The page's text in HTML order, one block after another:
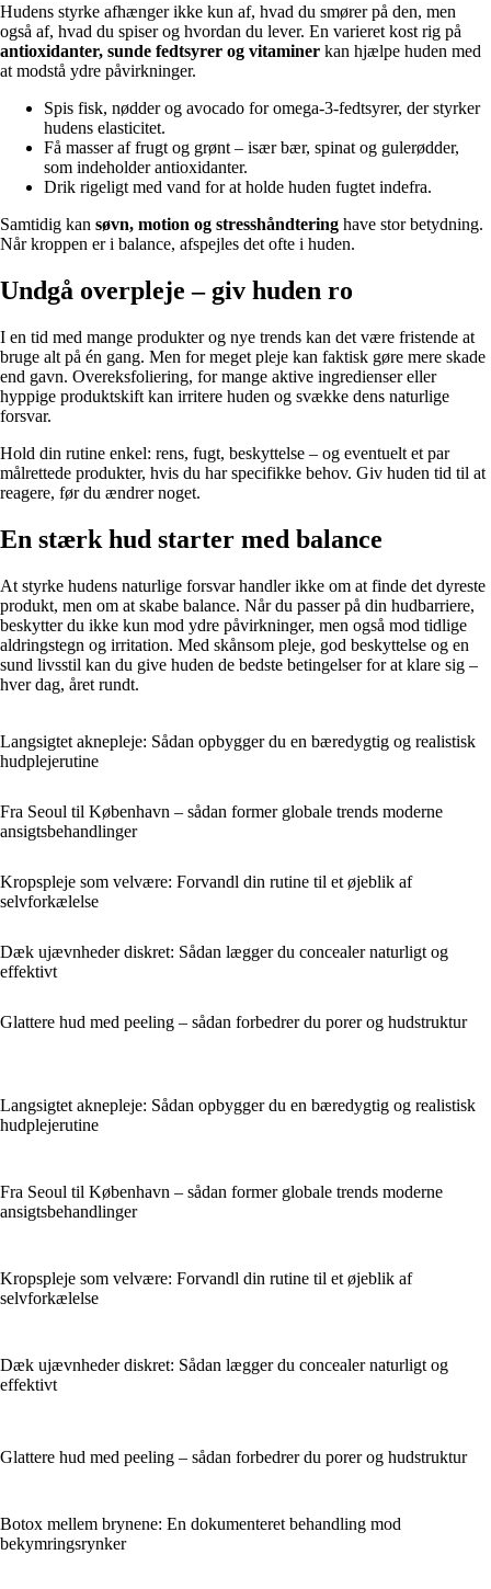
Hudens styrke afhænger ikke kun af, hvad du smører på den, men
også af, hvad du spiser og hvordan du lever. En varieret kost rig på
antioxidanter, sunde fedtsyrer og vitaminer kan hjælpe huden med
at modstå ydre påvirkninger.
Spis fisk, nødder og avocado for omega-3-fedtsyrer, der styrker
hudens elasticitet.
Få masser af frugt og grønt – især bær, spinat og gulerødder,
som indeholder antioxidanter.
Drik rigeligt med vand for at holde huden fugtet indefra.
Samtidig kan søvn, motion og stresshåndtering have stor betydning.
Når kroppen er i balance, afspejles det ofte i huden.
Undgå overpleje – giv huden ro
I en tid med mange produkter og nye trends kan det være fristende at
bruge alt på én gang. Men for meget pleje kan faktisk gøre mere skade
end gavn. Overeksfoliering, for mange aktive ingredienser eller
hyppige produktskift kan irritere huden og svække dens naturlige
forsvar.
Hold din rutine enkel: rens, fugt, beskyttelse – og eventuelt et par
målrettede produkter, hvis du har specifikke behov. Giv huden tid til at
reagere, før du ændrer noget.
En stærk hud starter med balance
At styrke hudens naturlige forsvar handler ikke om at finde det dyreste
produkt, men om at skabe balance. Når du passer på din hudbarriere,
beskytter du ikke kun mod ydre påvirkninger, men også mod tidlige
aldringstegn og irritation. Med skånsom pleje, god beskyttelse og en
sund livsstil kan du give huden de bedste betingelser for at klare sig –
hver dag, året rundt.
Langsigtet aknepleje: Sådan opbygger du en bæredygtig og realistisk
hudplejerutine
Fra Seoul til København – sådan former globale trends moderne
ansigtsbehandlinger
Kropspleje som velvære: Forvandl din rutine til et øjeblik af
selvforkælelse
Dæk ujævnheder diskret: Sådan lægger du concealer naturligt og
effektivt
Glattere hud med peeling – sådan forbedrer du porer og hudstruktur
Langsigtet aknepleje: Sådan opbygger du en bæredygtig og realistisk
hudplejerutine
Fra Seoul til København – sådan former globale trends moderne
ansigtsbehandlinger
Kropspleje som velvære: Forvandl din rutine til et øjeblik af
selvforkælelse
Dæk ujævnheder diskret: Sådan lægger du concealer naturligt og
effektivt
Glattere hud med peeling – sådan forbedrer du porer og hudstruktur
Botox mellem brynene: En dokumenteret behandling mod
bekymringsrynker